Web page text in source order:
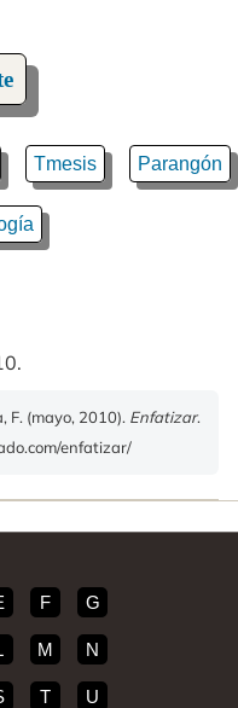
Tmesis Parangón
F. (mayo, 2010). Enfatizar.
enfatizar/
F G
M N
T U